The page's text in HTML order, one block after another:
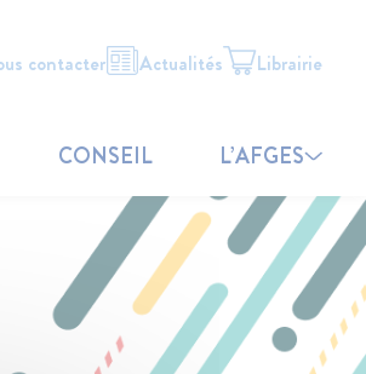
contacter Actualités Librairie
CONSEIL L’AFGES